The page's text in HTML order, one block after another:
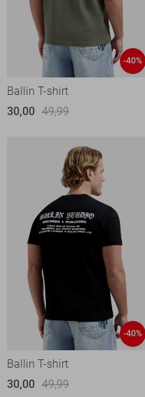
-40%
Ballin T-shirt
30,00 49,99
-40%
Ballin T-shirt
30,00 49,99